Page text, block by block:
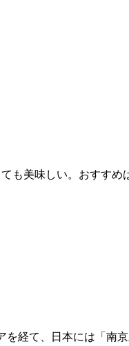
も美味しい。おすすめ
経て、日本には「南京